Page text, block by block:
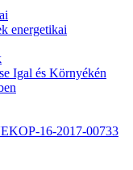
energetikai
Igal és Környékén
16-2017-00733